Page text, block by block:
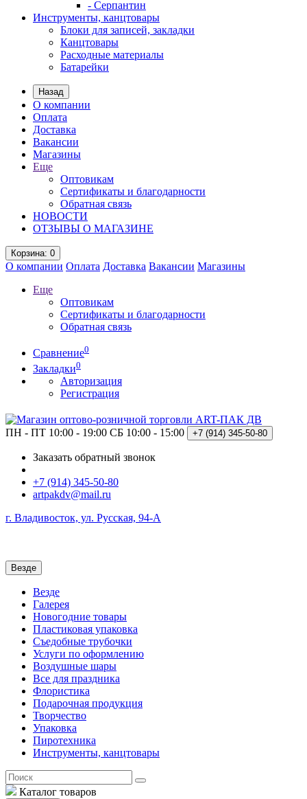
- Серпантин
Инструменты, канцтовары
Блоки для записей, закладки
Канцтовары
Расходные материалы
Батарейки
Назад
О компании
Оплата
Доставка
Вакансии
Магазины
Еще
Оптовикам
Сертификаты и благодарности
Обратная связь
НОВОСТИ
ОТЗЫВЫ О МАГАЗИНЕ
Корзина: 0
О компании Оплата Доставка Вакансии Магазины
Еще
Оптовикам
Сертификаты и благодарности
Обратная связь
Сравнение0
Закладки0
Авторизация
Регистрация
ПН - ПТ 10:00 - 19:00 СБ 10:00 - 15:00 +7 (914) 345-50-80
Заказать обратный звонок
+7 (914) 345-50-80
artpakdv@mail.ru
г. Владивосток, ул. Русская, 94-А
Везде
Везде
Галерея
Новогодние товары
Пластиковая упаковка
Съедобные трубочки
Услуги по оформлению
Воздушные шары
Все для праздника
Флористика
Подарочная продукция
Творчество
Упаковка
Пиротехника
Инструменты, канцтовары
Каталог товаров